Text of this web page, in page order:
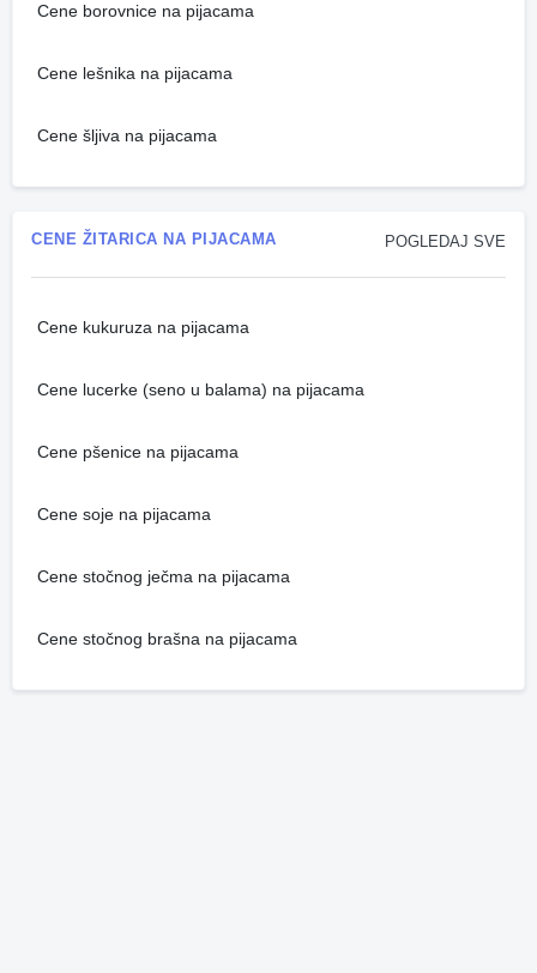
Cene borovnice na pijacama
Cene lešnika na pijacama
Cene šljiva na pijacama
POGLEDAJ SVE
CENE ŽITARICA NA PIJACAMA
Cene kukuruza na pijacama
Cene lucerke (seno u balama) na pijacama
Cene pšenice na pijacama
Cene soje na pijacama
Cene stočnog ječma na pijacama
Cene stočnog brašna na pijacama